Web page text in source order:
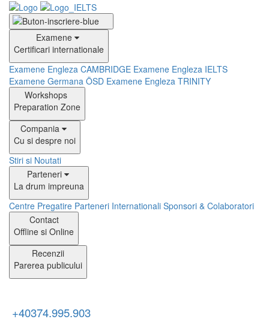
Examene
Certificari internationale
Examene Engleza CAMBRIDGE Examene Engleza IELTS
Examene Germana ÖSD Examene Engleza TRINITY
Workshops
Preparation Zone
Compania
Cu si despre noi
Stiri si Noutati
Parteneri
La drum impreuna
Centre Pregatire Parteneri Internationali Sponsori & Colaboratori
Contact
Offline si Online
Recenzii
Parerea publicului
+40374.995.903